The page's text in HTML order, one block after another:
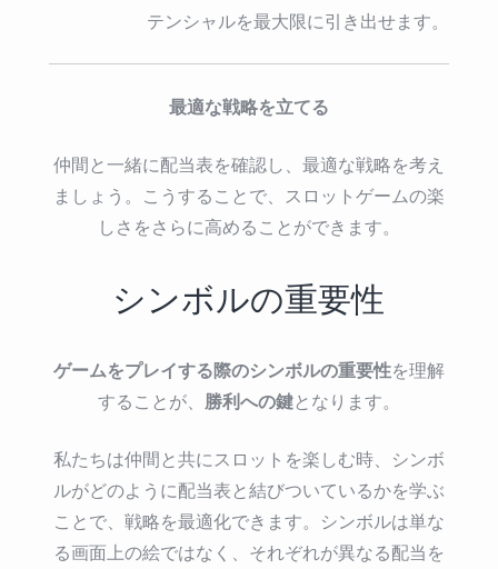
テンシャルを最大限に引き出せます。
最適な戦略を立てる
仲間と一緒に配当表を確認し、最適な戦略を考え
ましょう。こうすることで、スロットゲームの楽
しさをさらに高めることができます。
シンボルの重要性
ゲームをプレイする際のシンボルの重要性を理解
することが、 勝利への鍵となります。
私たちは仲間と共にスロットを楽しむ時、シンボ
ルがどのように配当表と結びついているかを学ぶ
ことで、戦略を最適化できます。シンボルは単な
る画面上の絵ではなく、それぞれが異なる配当を